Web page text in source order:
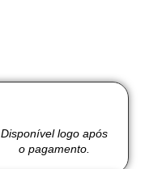
Disponível logo após
o pagamento.